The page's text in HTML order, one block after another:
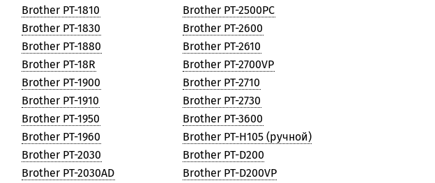
Brother PT-1810
Brother PT-1830
Brother PT-1880
Brother PT-18R
Brother PT-1900
Brother PT-1910
Brother PT-1950
Brother PT-1960
Brother PT-2030
Brother PT-2030AD
Brother PT-2500PC
Brother PT-2600
Brother PT-2610
Brother PT-2700VP
Brother PT-2710
Brother PT-2730
Brother PT-3600
Brother PT-H105 (ручной)
Brother PT-D200
Brother PT-D200VP